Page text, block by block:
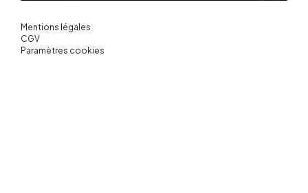
Mentions légales
CGV
Paramètres cookies